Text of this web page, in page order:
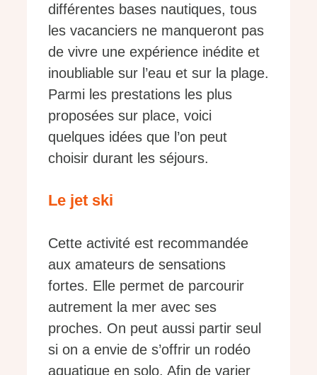
différentes bases nautiques, tous
les vacanciers ne manqueront pas
de vivre une expérience inédite et
inoubliable sur l’eau et sur la plage.
Parmi les prestations les plus
proposées sur place, voici
quelques idées que l’on peut
choisir durant les séjours.
Le jet ski
Cette activité est recommandée
aux amateurs de sensations
fortes. Elle permet de parcourir
autrement la mer avec ses
proches. On peut aussi partir seul
si on a envie de s’offrir un rodéo
aquatique en solo. Afin de varier